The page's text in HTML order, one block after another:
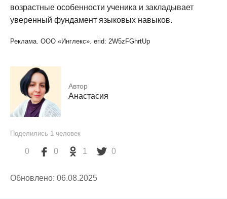
возрастные особенности ученика и закладывает
уверенный фундамент языковых навыков.
Реклама. ООО «Инглекс». erid: 2W5zFGhrtUp
Автор
Анастасия
Поделились 1 человек
0 0 1 0
Обновлено: 06.08.2025